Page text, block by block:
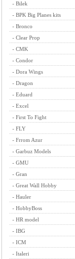
- Bilek
- BPK Big Planes kits
- Bronco
- Clear Prop
- CMK
- Condor
- Dora Wings
- Dragon
- Eduard
- Excel
- First To Fight
- FLY
- Frrom Azur
- Garbuz Models
- GMU
- Gran
- Great Wall Hobby
- Hauler
- HobbyBoss
- HR model
- IBG
- ICM
- Italeri